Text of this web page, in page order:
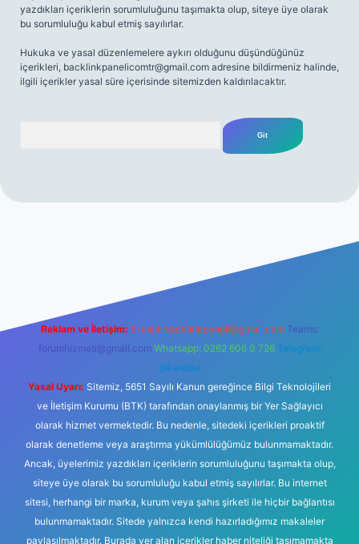
yazdıkları içeriklerin sorumluluğunu taşımakta olup, siteye üye olarak
bu sorumluluğu kabul etmiş sayılırlar.
Hukuka ve yasal düzenlemelere aykırı olduğunu düşündüğünüz
içerikleri, backlinkpanelicomtr@gmail.com adresine bildirmeniz halinde,
ilgili içerikler yasal süre içerisinde sitemizden kaldırılacaktır.
Reklam ve İletişim: E-mail: backlinkpaneli@gmail.com Teams:
forumhizmeti@gmail.com Whatsapp: 0262 606 0 726 Telegram:
@karabul
Yasal Uyarı: Sitemiz, 5651 Sayılı Kanun gereğince Bilgi Teknolojileri
ve İletişim Kurumu (BTK) tarafından onaylanmış bir Yer Sağlayıcı
olarak hizmet vermektedir. Bu nedenle, sitedeki içerikleri proaktif
olarak denetleme veya araştırma yükümlülüğümüz bulunmamaktadır.
Ancak, üyelerimiz yazdıkları içeriklerin sorumluluğunu taşımakta olup,
siteye üye olarak bu sorumluluğu kabul etmiş sayılırlar. Bu internet
sitesi, herhangi bir marka, kurum veya şahıs şirketi ile hiçbir bağlantısı
bulunmamaktadır. Sitede yalnızca kendi hazırladığımız makaleler
paylaşılmaktadır. Burada yer alan içerikler haber niteliği taşımamakta